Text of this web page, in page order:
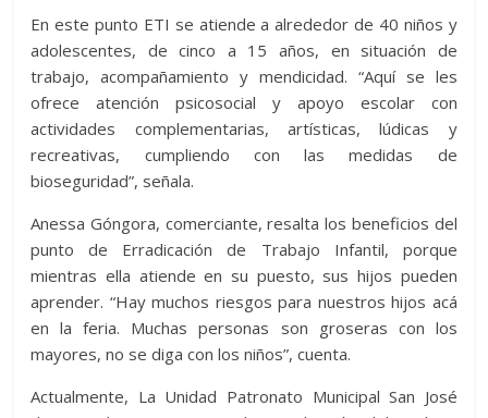
En este punto ETI se atiende a alrededor de 40 niños y
adolescentes, de cinco a 15 años, en situación de
trabajo, acompañamiento y mendicidad. “Aquí se les
ofrece atención psicosocial y apoyo escolar con
actividades complementarias, artísticas, lúdicas y
recreativas, cumpliendo con las medidas de
bioseguridad”, señala.
Anessa Góngora, comerciante, resalta los beneficios del
punto de Erradicación de Trabajo Infantil, porque
mientras ella atiende en su puesto, sus hijos pueden
aprender. “Hay muchos riesgos para nuestros hijos acá
en la feria. Muchas personas son groseras con los
mayores, no se diga con los niños”, cuenta.
Actualmente, La Unidad Patronato Municipal San José